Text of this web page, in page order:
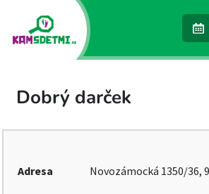
Dobrý darček
Adresa Novozámocká 1350/36,